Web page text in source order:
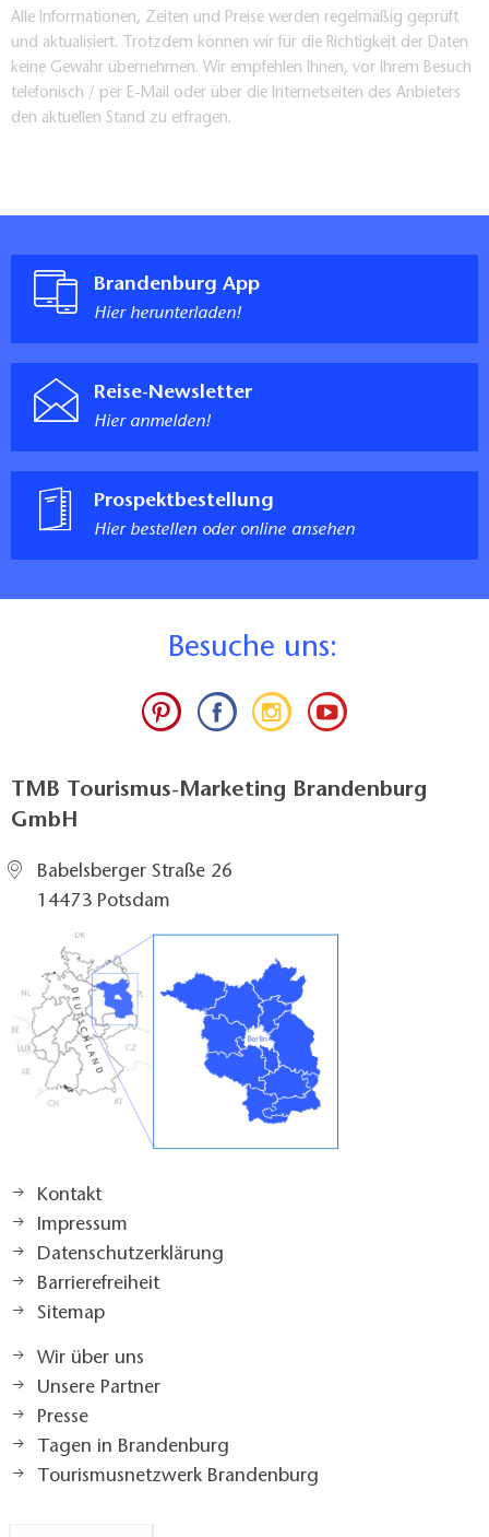
Alle Informationen, Zeiten und Preise werden regelmäßig geprüft
und aktualisiert. Trotzdem können wir für die Richtigkeit der Daten
keine Gewähr übernehmen. Wir empfehlen Ihnen, vor Ihrem Besuch
telefonisch / per E-Mail oder über die Internetseiten des Anbieters
den aktuellen Stand zu erfragen.
Brandenburg App
Hier herunterladen!
Reise-Newsletter
Hier anmelden!
Prospektbestellung
Hier bestellen oder online ansehen
Besuche uns:
TMB Tourismus-Marketing Brandenburg
GmbH
Babelsberger Straße 26
14473 Potsdam
Kontakt
Impressum
Datenschutzerklärung
Barrierefreiheit
Sitemap
Wir über uns
Unsere Partner
Presse
Tagen in Brandenburg
Tourismusnetzwerk Brandenburg